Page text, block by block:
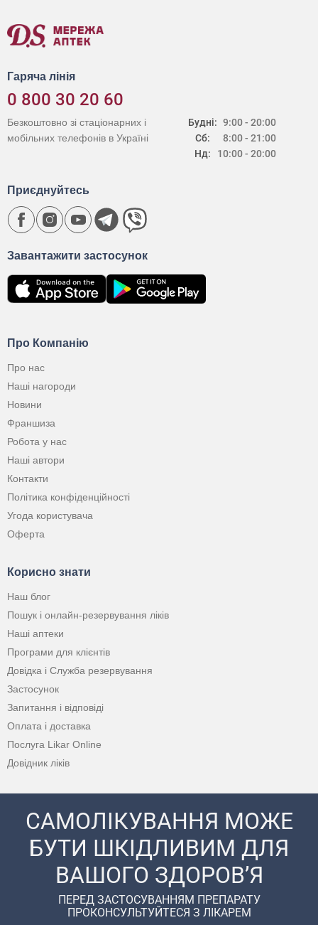
Гаряча лінія
0 800 30 20 60
Будні:
Сб:
Нд:
9:00 - 20:00
8:00 - 21:00
10:00 - 20:00
Безкоштовно зі стаціонарних і
мобільних телефонів в Україні
Про Компанію
Про нас
Наші нагороди
Новини
Франшиза
Робота у нас
Наші автори
Контакти
Політика конфіденційності
Угода користувача
Оферта
Корисно знати
Наш блог
Пошук і онлайн-резервування ліків
Наші аптеки
Програми для клієнтів
Довідка і Служба резервування
Застосунок
Запитання і відповіді
Оплата і доставка
Послуга Likar Online
Довідник ліків
Завантажити застосунок
Приєднуйтесь
САМОЛІКУВАННЯ МОЖЕ
БУТИ ШКІДЛИВИМ ДЛЯ
ВАШОГО ЗДОРОВ’Я
ПЕРЕД ЗАСТОСУВАННЯМ ПРЕПАРАТУ
ПРОКОНСУЛЬТУЙТЕСЯ З ЛІКАРЕМ